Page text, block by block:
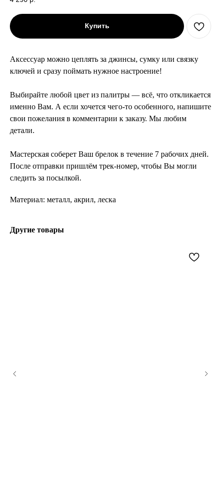
Купить
Аксессуар можно цеплять за джинсы, сумку или связку
ключей и сразу поймать нужное настроение!
Выбирайте любой цвет из палитры — всё, что откликается
именно Вам. А если хочется чего-то особенного, напишите
свои пожелания в комментарии к заказу. Мы любим
детали.
Мастерская соберет Ваш брелок в течение 7 рабочих дней.
После отправки пришлём трек-номер, чтобы Вы могли
следить за посылкой.
Материал: металл, акрил, леска
Другие товары